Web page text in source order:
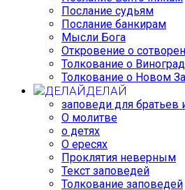
Послание судьям
Послание банкирам
Мысли Бога
Откровение о
Толкование о
Толкование о Новом
ДЕЛАЙ
заповеди для братьев
О молитве
о детях
О ересях
Проклятия неверным
Текст заповедей
Толкование заповедей